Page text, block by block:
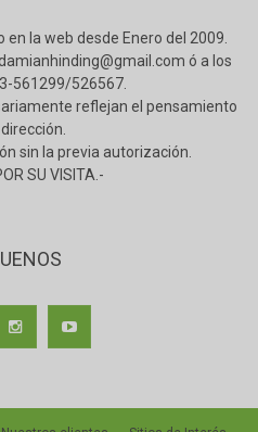
la web desde Enero del 2009.
ó a los
561299/526567.
reflejan el pensamiento
sin la previa autorización.
SU VISITA.-